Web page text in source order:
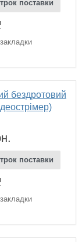
поставки
бездротовий
поставки